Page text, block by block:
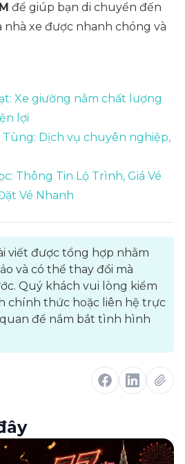
để giúp bạn di chuyển đến
nhà xe được nhanh chóng và
Xe giường nằm chất lượng
lợi
Tùng: Dịch vụ chuyên nghiệp,
Thông Tin Lộ Trình, Giá Vé
Vé Nhanh
viết được tổng hợp nhằm
và có thể thay đổi mà
Quý khách vui lòng kiểm
chính thức hoặc liên hệ trực
để nắm bắt tình hình